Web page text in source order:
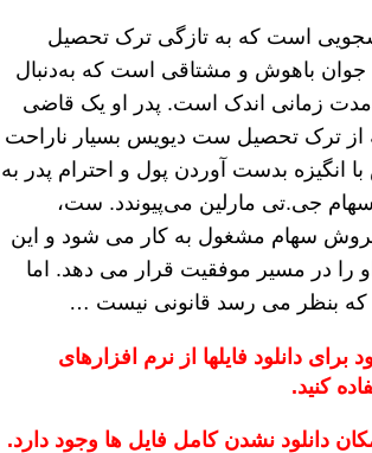
است که به تازگی ترک تحصیل
باهوش و مشتاقی است که به‌دنبال
زمانی اندک است. پدر او یک قاضی
ترک تحصیل ست دیویس بسیار ناراحت
بدست آوردن پول و احترام پدر به
جی.تی مارلین می‌پیوندد. ست،
سهام مشغول به کار می شود و این
را در مسیر موفقیت قرار می دهد. اما
که بنظر می رسد قانونی نیست …
برای دانلود فایلها از نرم افزارهای
کنید.
دانلود نشدن کامل فایل ها وجود دارد.